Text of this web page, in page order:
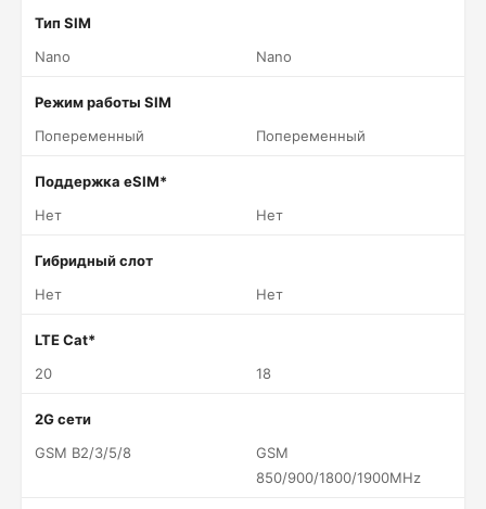
Тип SIM
Nano
Nano
Режим работы SIM
Попеременный
Попеременный
Поддержка eSIM*
Нет
Нет
Гибридный слот
Нет
Нет
LTE Cat*
20
18
2G сети
GSM B2/3/5/8
GSM
850/900/1800/1900MHz